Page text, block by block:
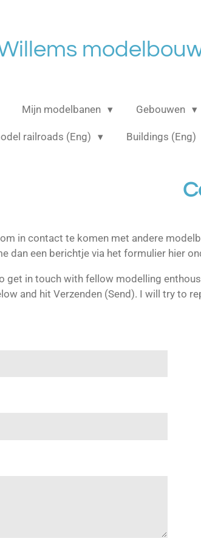
Mijn modelbanen Gebouwen
railroads (Eng) Buildings (Eng)
in contact te komen met andere
dan een berichtje via het formulier hier
get in touch with fellow modelling
and hit Verzenden (Send). I will try to